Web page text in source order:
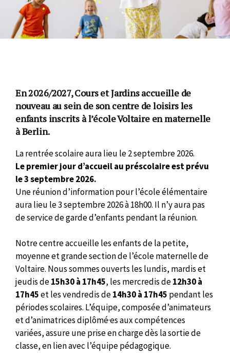
En 2026/2027, Cours et Jardins accueille de
nouveau au sein de son centre de loisirs les
enfants inscrits à l’école Voltaire en maternelle
à Berlin.
La rentrée scolaire aura lieu le 2 septembre 2026.
Le premier jour d’accueil au préscolaire est prévu
le 3 septembre 2026.
Une réunion d’information pour l’école élémentaire
aura lieu le 3 septembre 2026 à 18h00. Il n’y aura pas
de service de garde d’enfants pendant la réunion.
Notre centre accueille les enfants de la petite,
moyenne et grande section de l’école maternelle de
Voltaire. Nous sommes ouverts les lundis, mardis et
jeudis de15h30 à 17h45, les mercredis de12h30 à
17h45et les vendredis de14h30 à 17h45 pendant les
périodes scolaires. L’équipe, composée d’animateurs
et d’animatrices diplômé·es aux compétences
variées, assure une prise en charge dès la sortie de
classe, en lien avec l’équipe pédagogique.